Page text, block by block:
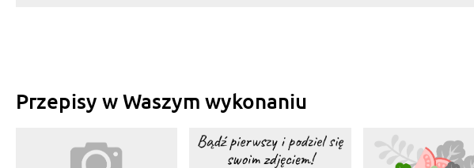
Przepisy w Waszym wykonaniu